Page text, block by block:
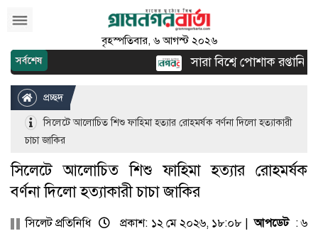
বৃহস্পতিবার, ৬ আগস্ট ২০২৬
সর্বশেষ সারা বিশ্বে পোশাক রপ্তানিতে
প্রচ্ছদ
সিলেটে আলোচিত শিশু ফাহিমা হত্যার রোহমর্ষক বর্ণনা দিলো হত্যাকারী
চাচা জাকির
সিলেটে আলোচিত শিশু ফাহিমা হত্যার রোহমর্ষক
বর্ণনা দিলো হত্যাকারী চাচা জাকির
সিলেট প্রতিনিধি প্রকাশ: ১২ মে ২০২৬, ১৮:০৮ |আপডেট: ৬